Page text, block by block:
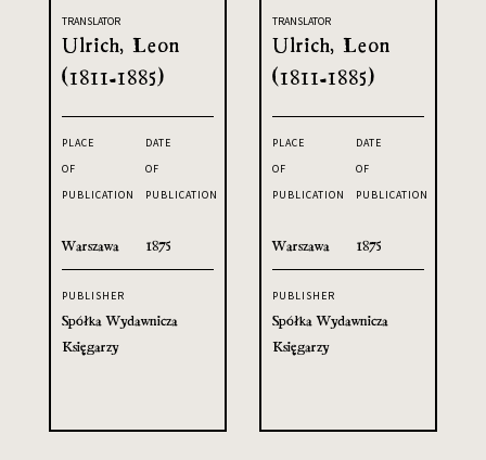
TRANSLATOR
Ulrich, Leon
(1811-1885)
PLACE
OF
PUBLICATION
Warszawa
DATE
OF
PUBLICATION
1875
PUBLISHER
Spółka Wydawnicza
Księgarzy
TRANSLATOR
Ulrich, Leon
(1811-1885)
PLACE
OF
PUBLICATION
Warszawa
DATE
OF
PUBLICATION
1875
PUBLISHER
Spółka Wydawnicza
Księgarzy